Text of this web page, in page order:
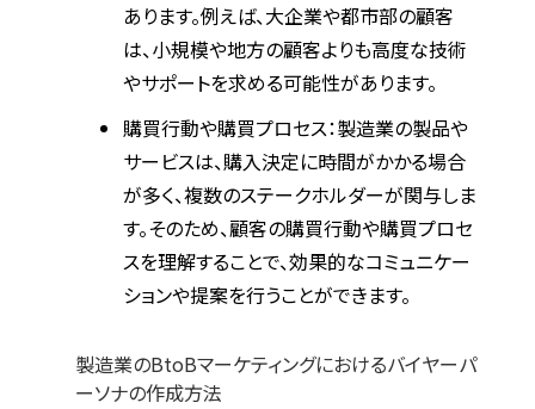
あります。例えば、大企業や都市部の顧客
は、小規模や地方の顧客よりも高度な技術
やサポートを求める可能性があります。
購買行動や購買プロセス：製造業の製品や
サービスは、購入決定に時間がかかる場合
が多く、複数のステークホルダーが関与しま
す。そのため、顧客の購買行動や購買プロセ
スを理解することで、効果的なコミュニケー
ションや提案を行うことができます。
製造業のBtoBマーケティングにおけるバイヤーパ
ーソナの作成方法